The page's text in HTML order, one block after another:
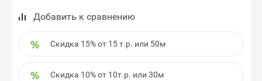
Добавить к сравнению
Скидка 15% от 15 т.р. или 50м
Скидка 10% от 10т.р. или 30м